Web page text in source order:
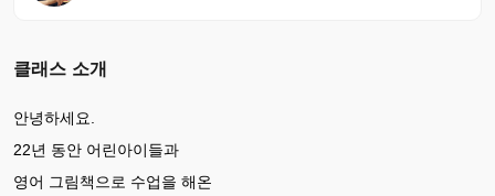
클래스 소개
안녕하세요.
22년 동안 어린아이들과
영어 그림책으로 수업을 해온